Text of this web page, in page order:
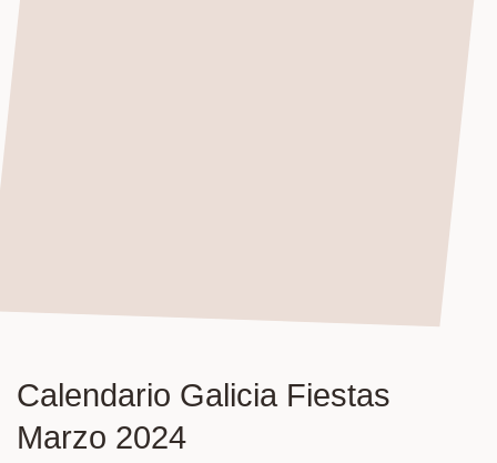
Calendario Galicia Fiestas
Marzo 2024